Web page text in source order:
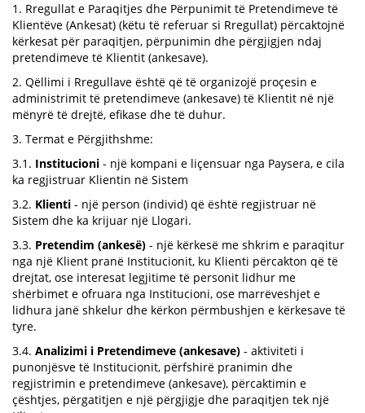
1. Rregullat e Paraqitjes dhe Përpunimit të Pretendimeve të
Klientëve (Ankesat) (këtu të referuar si Rregullat) përcaktojnë
kërkesat për paraqitjen, përpunimin dhe përgjigjen ndaj
pretendimeve të Klientit (ankesave).
2. Qëllimi i Rregullave është që të organizojë proçesin e
administrimit të pretendimeve (ankesave) të Klientit në një
mënyrë të drejtë, efikase dhe të duhur.
3. Termat e Përgjithshme:
3.1. Institucioni - një kompani e liçensuar nga Paysera, e cila
ka regjistruar Klientin në Sistem
3.2. Klienti - një person (individ) që është regjistruar në
Sistem dhe ka krijuar një Llogari.
3.3. Pretendim (ankesë) - një kërkesë me shkrim e paraqitur
nga një Klient pranë Institucionit, ku Klienti përcakton që të
drejtat, ose interesat legjitime të personit lidhur me
shërbimet e ofruara nga Institucioni, ose marrëveshjet e
lidhura janë shkelur dhe kërkon përmbushjen e kërkesave të
tyre.
3.4. Analizimi i Pretendimeve (ankesave) - aktiviteti i
punonjësve të Institucionit, përfshirë pranimin dhe
regjistrimin e pretendimeve (ankesave), përcaktimin e
çështjes, përgatitjen e një përgjigje dhe paraqitjen tek një